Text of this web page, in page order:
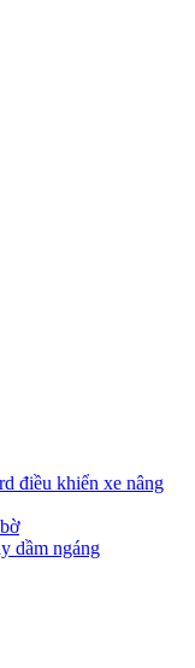
điều khiển xe nâng
dầm ngáng